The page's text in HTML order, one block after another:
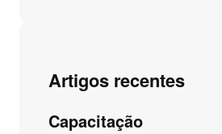
Artigos recentes
Capacitação